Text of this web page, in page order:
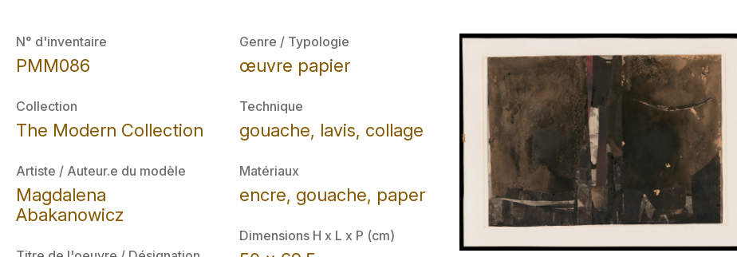
N° d'inventaire
PMM086
Collection
The Modern Collection
Artiste / Auteur.e du modèle
Magdalena
Abakanowicz
Genre / Typologie
œuvre papier
Technique
gouache, lavis, collage
Matériaux
encre, gouache, paper
Dimensions H x L x P (cm)